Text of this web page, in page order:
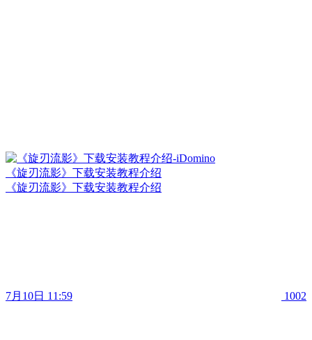
《旋刃流影》下载安装教程介绍
《旋刃流影》下载安装教程介绍
7月10日 11:59 1002